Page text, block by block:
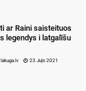
ar Raini saisteituos
legendys i latgalīšu
23 Juļs 2021